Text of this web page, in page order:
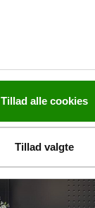
Tillad alle cookies
Tillad valgte